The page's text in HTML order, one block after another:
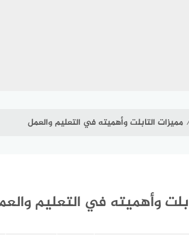
مميزات التابلت وأهميته في التعليم والعمل
وأهميته في التعليم